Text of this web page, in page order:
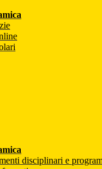
disciplinari e